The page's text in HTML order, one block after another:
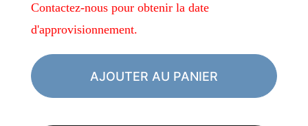
Contactez-nous pour obtenir la date
d'approvisionnement.
AJOUTER AU PANIER